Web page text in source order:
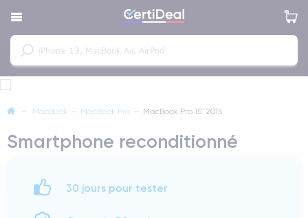
— MacBook — MacBook Pro — MacBook Pro 15" 2015
Smartphone reconditionné
30 jours pour tester